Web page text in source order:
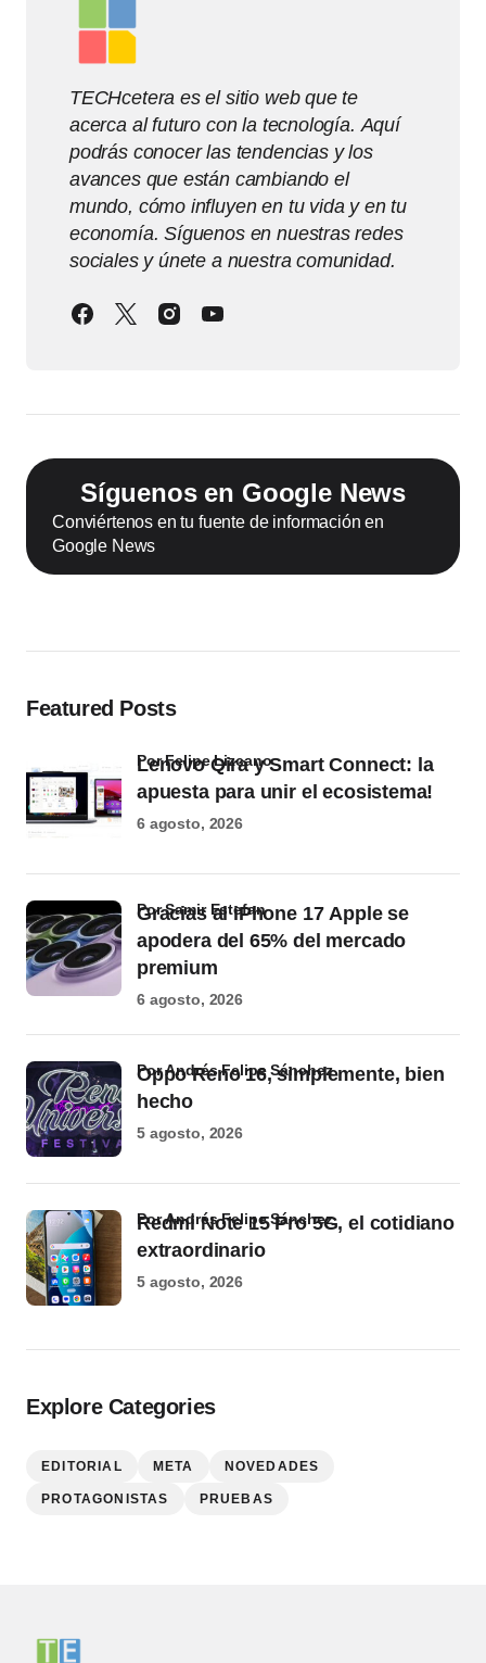
TECHcetera es el sitio web que te
acerca al futuro con la tecnología. Aquí
podrás conocer las tendencias y los
avances que están cambiando el
mundo, cómo influyen en tu vida y en tu
economía. Síguenos en nuestras redes
sociales y únete a nuestra comunidad.
Síguenos en Google News
Conviértenos en tu fuente de información en
Google News
Featured Posts
Lenovo Qira y Smart Connect: la
apuesta para unir el ecosistema!
por Felipe Lizcano
6 agosto, 2026
Gracias al iPhone 17 Apple se
apodera del 65% del mercado
premium
por Samir Estefan
6 agosto, 2026
Oppo Reno 16, simplemente, bien
hecho
por Andrés Felipe Sánchez
5 agosto, 2026
Redmi Note 15 Pro 5G, el cotidiano
extraordinario
por Andrés Felipe Sánchez
5 agosto, 2026
Explore Categories
EDITORIAL META NOVEDADES
PROTAGONISTAS PRUEBAS